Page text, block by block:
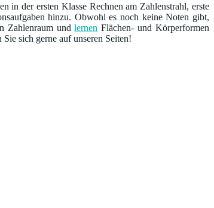
in der ersten Klasse Rechnen am Zahlenstrahl, erste
hinzu. Obwohl es noch keine Noten gibt,
Zahlenraum undlernen Flächen- und Körperformen
sich gerne auf unseren Seiten!